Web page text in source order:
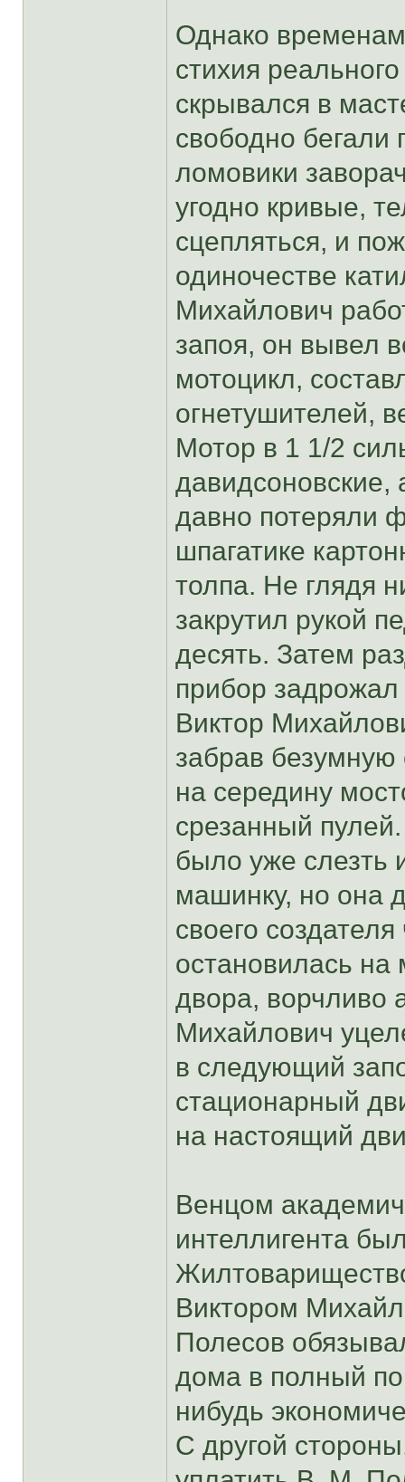
Однако
стихия
скрывался в
свободно бегали
ломовики
угодно кривые,
сцепляться, и
одиночестве
Михайлович
запоя, он вывел
мотоцикл,
огнетушителей,
Мотор в 1 1/2
давидсоновские,
давно потеряли
шпагатике
толпа. Не глядя
закрутил рукой
десять. Затем
прибор
Виктор
забрав безумную
на середину
срезанный
было уже слезть
машинку, но она
своего
остановилась
двора, ворчливо
Михайлович
в следующий
стационарный
на настоящий
Венцом
интеллигента
Виктором
Полесов
дома в полный
нибудь
С другой